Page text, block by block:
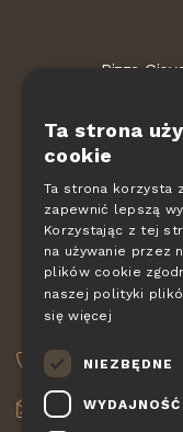
Pizza
+420 775 560
Ta strona
cookie
Ta strona korzysta
zapewnić lepszą
Korzystając z tej
na używanie przez
plików cookie
naszej polityki
się więcej
NIEZBĘDNE
WYDAJNOŚĆ